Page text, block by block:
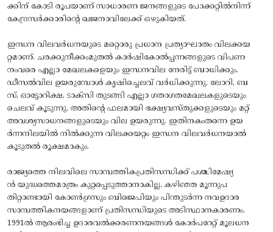
ക്കിന് കോടി രൂപയാണ് സാധാരണ ജനങ്ങളുടെ പോക്കറ്റില്‍നിന്ന്
കേന്ദ്രസര്‍ക്കാരിന്റെ ഖജനാവിലേക്ക് ഒഴുകിയത്.
​ഇന്ധന വിലവര്‍ധനയുടെ മറ്റൊരു പ്രധാന പ്രത്യാഘാതം വിലക്കയ
റ്റമാണ്. ചരക്കുനീക്കംമുതല്‍ കാര്‍ഷികോല്‍പ്പന്നങ്ങളുടെ വിപണ
നംവരെ എല്ലാ മേഖലകളെയും ഇന്ധനവില നേരിട്ട് ബാധിക്കും.
ഡീസല്‍വില ഉയരുമ്പോള്‍ കൃഷിച്ചെലവ് വര്‍ധിക്കുന്നു. ലോറി, ബ
സ്, ഓട്ടോറിക്ഷ, ടാക്‌സി തുടങ്ങി എല്ലാ ഗതാഗതമേഖലകളുടെയും
ചെലവ് കൂടുന്നു. അതിന്റെ ഫലമായി ഭക്ഷ്യവസ്‌തുക്കളുടെയും മറ്റ്
അവശ്യസാധനങ്ങളുടെയും വില ഉയരുന്നു. ഇതിനകംതന്നെ ഉയ
ര്‍ന്നനിലയില്‍ നില്‍ക്കുന്ന വിലക്കയറ്റം ഇന്ധന വിലവര്‍ധനയാൽ
കൂടുതല്‍ രൂക്ഷമാകും.
​രാജ്യത്തെ നിലവിലെ സാമ്പത്തികപ്രതിസന്ധിക്ക് പശ്ചിമേഷ്യ
ന്‍ യുദ്ധത്തെമാത്രം കുറ്റപ്പെടുത്താനാകില്ല. കഴിഞ്ഞ മൂന്നുപ
തിറ്റാണ്ടായി കോണ്‍ഗ്രസും ബിജെപിയും പിന്തുടര്‍ന്ന നവഉദാര
സാമ്പത്തികനയങ്ങളാണ് പ്രതിസന്ധിയുടെ അടിസ്ഥാനകാരണം.
1991ല്‍ ആരംഭിച്ച ഉദാരവല്‍ക്കരണനയങ്ങള്‍ കോര്‍പറേറ്റ് മൂലധന